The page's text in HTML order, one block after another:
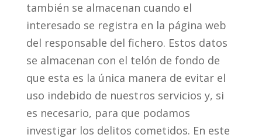
también se almacenan cuando el
interesado se registra en la página web
del responsable del fichero. Estos datos
se almacenan con el telón de fondo de
que esta es la única manera de evitar el
uso indebido de nuestros servicios y, si
es necesario, para que podamos
investigar los delitos cometidos. En este